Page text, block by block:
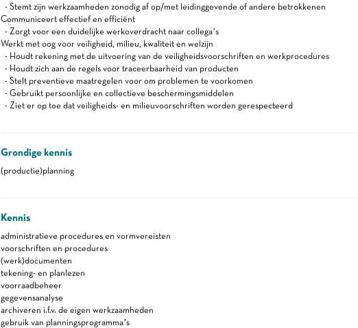
- Stemt zijn werkzaamheden zonodig af op/met leidinggevende of andere betrokkenen
Communiceert effectief en efficiënt
- Zorgt voor een duidelijke werkoverdracht naar collega’s
Werkt met oog voor veiligheid, milieu, kwaliteit en welzijn
- Houdt rekening met de uitvoering van de veiligheidsvoorschriften en werkprocedures
- Houdt zich aan de regels voor traceerbaarheid van producten
- Stelt preventieve maatregelen voor om problemen te voorkomen
- Gebruikt persoonlijke en collectieve beschermingsmiddelen
- Ziet er op toe dat veiligheids- en milieuvoorschriften worden gerespecteerd
Grondige kennis
(productie)planning
Kennis
administratieve procedures en vormvereisten
voorschriften en procedures
(werk)documenten
tekening- en planlezen
voorraadbeheer
gegevensanalyse
archiveren i.f.v. de eigen werkzaamheden
gebruik van planningsprogramma’s